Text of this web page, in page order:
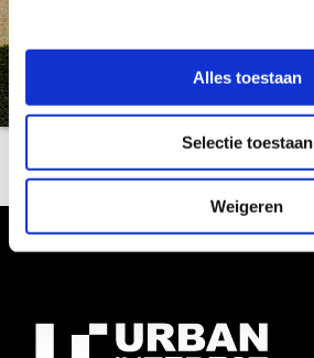
Alles toestaan
Selectie toestaan
Weigeren